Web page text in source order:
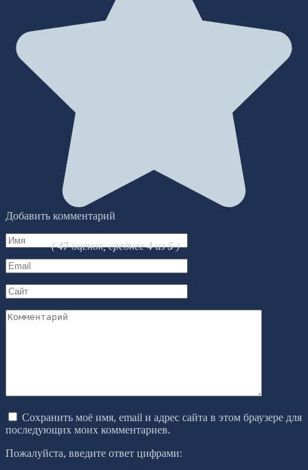
(47оценок, среднее4из5)
Добавить комментарий
Имя
*
Email
*
Сайт
Комментарий
Сохранить моё имя, email и адрес сайта в этом браузере для
последующих моих комментариев.
Пожалуйста, введите ответ цифрами: